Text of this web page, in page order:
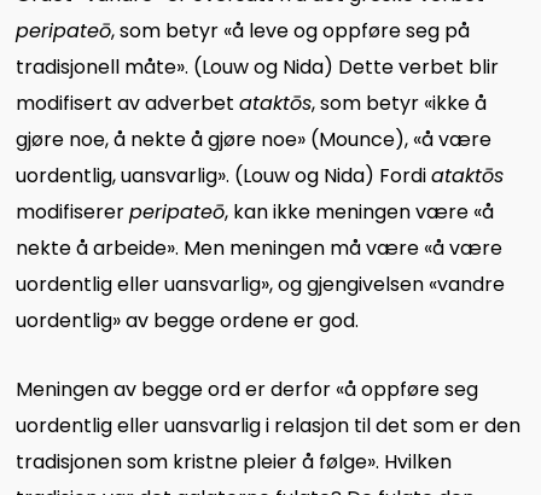
peripateō, som betyr «å leve og oppføre seg på
tradisjonell måte». (Louw og Nida) Dette verbet blir
modifisert av adverbetataktōs, som betyr «ikke å
gjøre noe, å nekte å gjøre noe» (Mounce), «å være
uordentlig, uansvarlig». (Louw og Nida) Fordiataktōs
modifisererperipateō, kan ikke meningen være «å
nekte å arbeide». Men meningen må være «å være
uordentlig eller uansvarlig», og gjengivelsen «vandre
uordentlig» av begge ordene er god.
Meningen av begge ord er derfor «å oppføre seg
uordentlig eller uansvarlig i relasjon til det som er den
tradisjonen som kristne pleier å følge». Hvilken